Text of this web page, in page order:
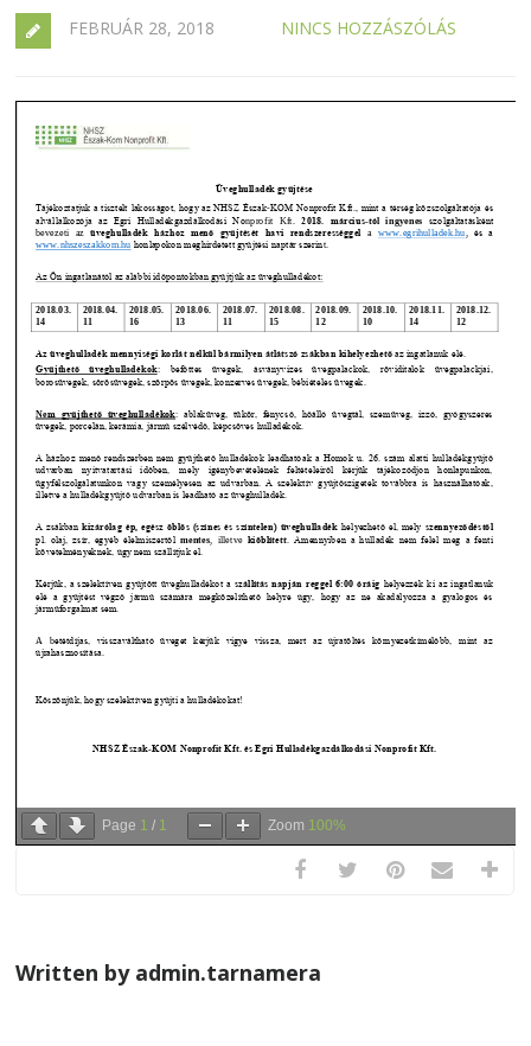
FEBRUÁR 28, 2018 NINCS HOZZÁSZÓLÁS
Page 1 / 1 Zoom 100%
Written by admin.tarnamera